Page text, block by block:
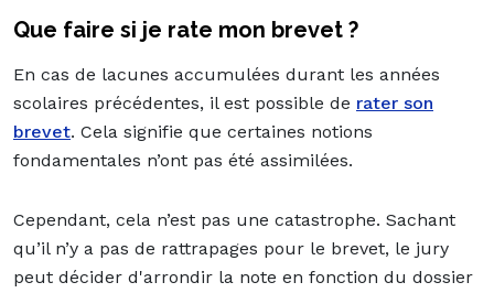
Que faire si je rate mon brevet ?
En cas de lacunes accumulées durant les années
scolaires précédentes, il est possible de rater son
brevet. Cela signifie que certaines notions
fondamentales n’ont pas été assimilées.
Cependant, cela n’est pas une catastrophe. Sachant
qu’il n’y a pas de rattrapages pour le brevet, le jury
peut décider d'arrondir la note en fonction du dossier